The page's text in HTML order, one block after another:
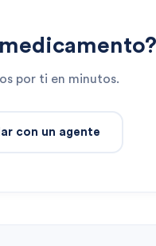
por ti en minutos.
con un agente